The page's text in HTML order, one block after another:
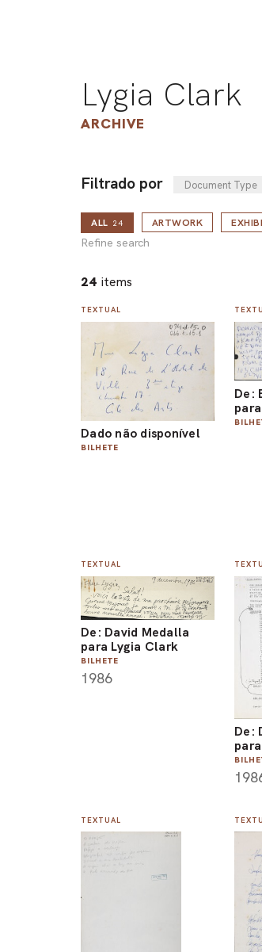
Lygia Clark
ARCHIVE
Filtrado por Document Type
ALL 24
Refine search
ARTWORK
24 items
TEXTUAL
Dado não disponível
BILHETE
De:
TEXTUAL
De: David Medalla
para Lygia Clark
BILHETE
1986
De:
TEXTUAL